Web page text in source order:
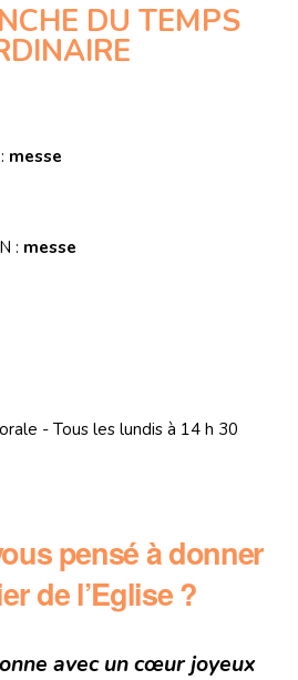
DU TEMPS
messe
: messe
- Tous les lundis à 14 h 30
pensé à donner
de l’Eglise ?
avec un cœur joyeux